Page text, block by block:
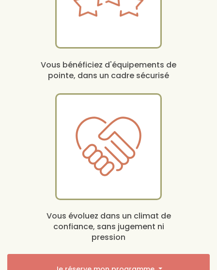
Vous bénéficiez d'équipements de
pointe, dans un cadre sécurisé
Vous évoluez dans un climat de
confiance, sans jugement ni
pression